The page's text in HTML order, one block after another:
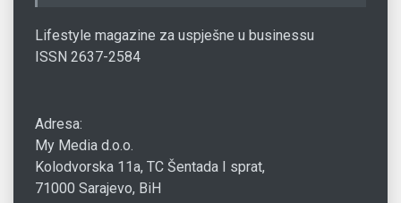
Lifestyle magazine za uspješne u businessu
ISSN 2637-2584
Adresa:
My Media d.o.o.
Kolodvorska 11a, TC Šentada I sprat,
71000 Sarajevo, BiH